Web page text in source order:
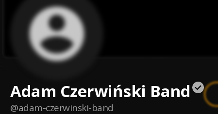
Adam Czerwiński Band
@adam-czerwinski-band